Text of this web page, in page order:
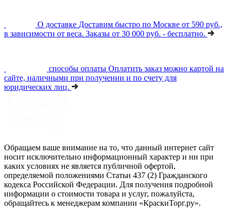
О доставке Доставим быстро по Москве от 590 руб.,
в зависимости от веса. Заказы от 30 000 руб. - бесплатно.
способы оплаты Оплатить заказ можно картой на
сайте, наличными при получении и по счету для
юридических лиц.
Обращаем ваше внимание на то, что данный интернет сайт
носит исключительно информационный характер и ни при
каких условиях не является публичной офертой,
определяемой положениями Статьи 437 (2) Гражданского
кодекса Российской Федерации. Для получения подробной
информации о стоимости товара и услуг, пожалуйста,
обращайтесь к менеджерам компании «КраскиТорг.ру».